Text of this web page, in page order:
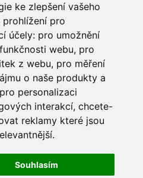
ke zlepšení vašeho
pro
účely: pro umožnění
webu, pro
z webu, pro měření
o naše produkty a
personalizaci
interakcí, chcete-
reklamy které jsou
.
Souhlasím
informaci? Chcete
Martina Chalupu:
šíření či dalšího užití a
materiálů bez písemného
Čtenář svým přihlášením
dává souhlas s tím, že v případě, že